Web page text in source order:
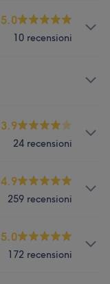
5.0
10 recensioni
3.9
24 recensioni
4.9
259 recensioni
5.0
172 recensioni